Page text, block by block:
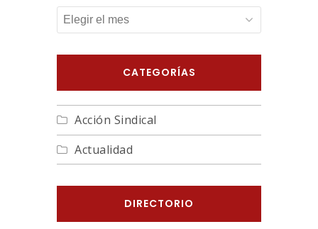
ARCHIVOS
CATEGORÍAS
Acción Sindical
Actualidad
DIRECTORIO